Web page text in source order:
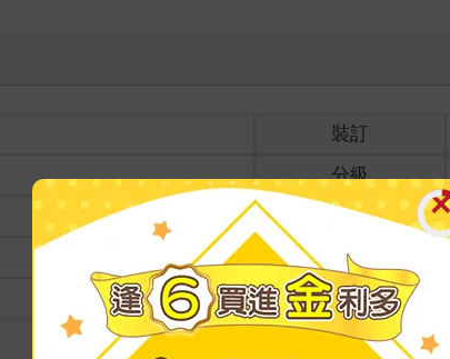
裝訂
分級
商品規格
適讀年齡
級別